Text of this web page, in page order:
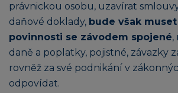
právnickou osobu, uzavírat
daňové doklady, bude však
povinnosti se závodem spojené,
daně a poplatky, pojistné, závazky
rovněž za své podnikání v
odpovídat.